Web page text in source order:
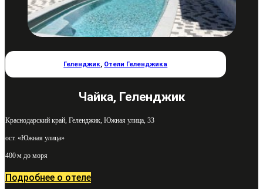
Геленджик, Отели Геленджика
Чайка, Геленджик
Краснодарский край, Геленджик, Южная улица, 33
ост. «Южная улица»
400 м до моря
Подробнее о отеле